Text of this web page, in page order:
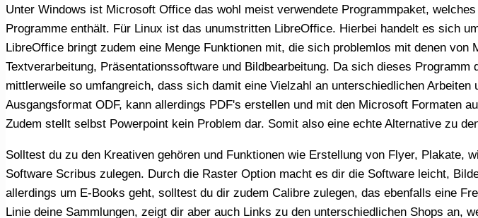
Unter Windows ist Microsoft Office das wohl meist verwendete Programmpaket, welches außer der Textverarbeitung und Tabellenkalkulation noch viel mehr
Programme enthält. Für Linux ist das unumstritten LibreOffice. Hierbei handelt es sich
LibreOffice bringt zudem eine Menge Funktionen mit, die sich problemlos mit denen
Textverarbeitung, Präsentationssoftware und Bildbearbeitung. Da sich dieses
mittlerweile so umfangreich, dass sich damit eine Vielzahl an unterschiedlichen
Ausgangsformat ODF, kann allerdings PDF's erstellen und mit den Microsoft Formaten
Zudem stellt selbst Powerpoint kein Problem dar. Somit also eine echte Alternative zu
Solltest du zu den Kreativen gehören und Funktionen wie Erstellung von Flyer, Plakate, wie auch Broschüren benötigen, dann solltest du dir auf jeden Fall die Linux
Software Scribus zulegen. Durch die Raster Option macht es dir die Software leicht,
allerdings um E-Books geht, solltest du dir zudem Calibre zulegen, das ebenfalls eine
Linie deine Sammlungen, zeigt dir aber auch Links zu den unterschiedlichen Shops an,